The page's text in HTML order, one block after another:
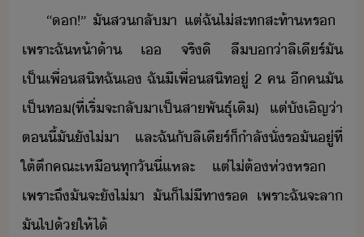
“​​!​”​ ​ั​ส​ลัา​ ​แต่​ฉั​ไ่​สะทสะท้า​หร​ ​
เพราะ​ฉั​ห้า้า​ ​เ​ ​จริ​ิ​ ​ลื​่า​ลิ​เีร​์​ั​
เป็เพื่​สิท​ฉั​เ​ ​ฉั​ี​เพื่สิท​ู่​ ​2​ ​ค​ ​ี​ค​ั​
เป็​ท​(​ที่​เริ่​จะ​ลัา​เป็​สาพัธุ์​เิ​)​ ​แต่​ัเิญ​่า​
ตี้​ั​ั​ไ่​า​ ​และ​ฉั​ั​ลิ​เีร​์​็​ำลั​ั่​รั​ู​่​ที่​
ใต้​ตึ​คณะ​เหื​ทุั​ี่แหละ​ ​แต่​ไ่ต้​ห่​หร​ ​
เพราะ​ถึ​ั​จะ​ั​ไ่​า​ ​ั​็​ไ่ีทา​ร​ ​เพราะ​ฉั​จะ​ลา​
ั​ไป​้​ให้​ไ้